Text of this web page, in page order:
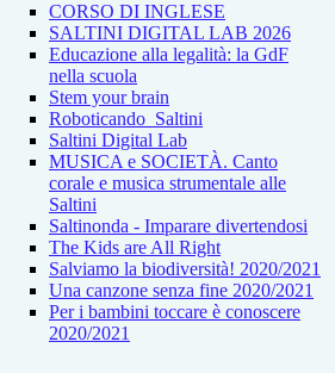
CORSO DI INGLESE
SALTINI DIGITAL LAB 2026
Educazione alla legalità: la GdF
nella scuola
Stem your brain
Roboticando_Saltini
Saltini Digital Lab
MUSICA e SOCIETÀ. Canto
corale e musica strumentale alle
Saltini
Saltinonda - Imparare divertendosi
The Kids are All Right
Salviamo la biodiversità! 2020/2021
Una canzone senza fine 2020/2021
Per i bambini toccare è conoscere
2020/2021